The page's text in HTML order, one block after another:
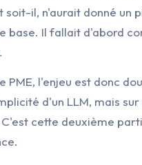
soit-il, n'aurait donné un
base. Il fallait d'abord
PME, l'enjeu est donc
d'un LLM, mais
cette deuxième